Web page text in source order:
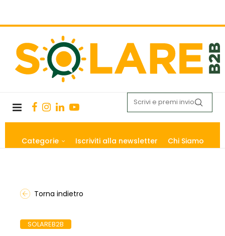
Categorie Iscriviti alla newsletter Chi Siamo
Torna indietro
SOLAREB2B